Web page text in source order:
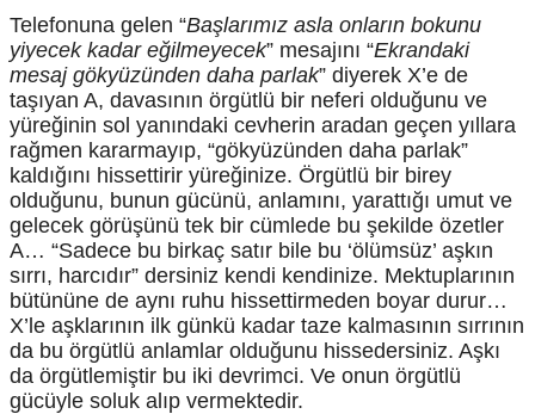
Telefonuna gelen “Başlarımız asla onların bokunu
yiyecek kadar eğilmeyecek” mesajını “Ekrandaki
mesaj gökyüzünden daha parlak” diyerek X’e de
taşıyan A, davasının örgütlü bir neferi olduğunu ve
yüreğinin sol yanındaki cevherin aradan geçen yıllara
rağmen kararmayıp, “gökyüzünden daha parlak”
kaldığını hissettirir yüreğinize. Örgütlü bir birey
olduğunu, bunun gücünü, anlamını, yarattığı umut ve
gelecek görüşünü tek bir cümlede bu şekilde özetler
A… “Sadece bu birkaç satır bile bu ‘ölümsüz’ aşkın
sırrı, harcıdır” dersiniz kendi kendinize. Mektuplarının
bütününe de aynı ruhu hissettirmeden boyar durur…
X’le aşklarının ilk günkü kadar taze kalmasının sırrının
da bu örgütlü anlamlar olduğunu hissedersiniz. Aşkı
da örgütlemiştir bu iki devrimci. Ve onun örgütlü
gücüyle soluk alıp vermektedir.